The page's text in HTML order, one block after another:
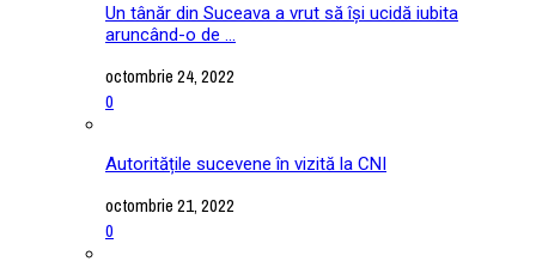
Un tânăr din Suceava a vrut să își ucidă iubita
aruncând-o de ...
octombrie 24, 2022
0
Autoritățile sucevene în vizită la CNI
octombrie 21, 2022
0